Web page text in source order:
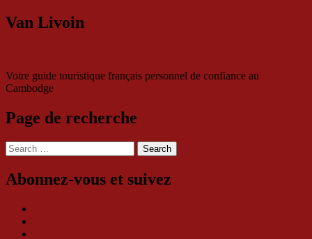
Van Livoin
Votre guide touristique français personnel de confiance au
Cambodge
Page de recherche
Search
for:
Abonnez-vous et suivez